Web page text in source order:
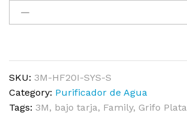
SKU: 3M-HF20I-SYS-S
Category: Purificador de Agua
Tags: 3M, bajo tarja, Family, Grifo Plata